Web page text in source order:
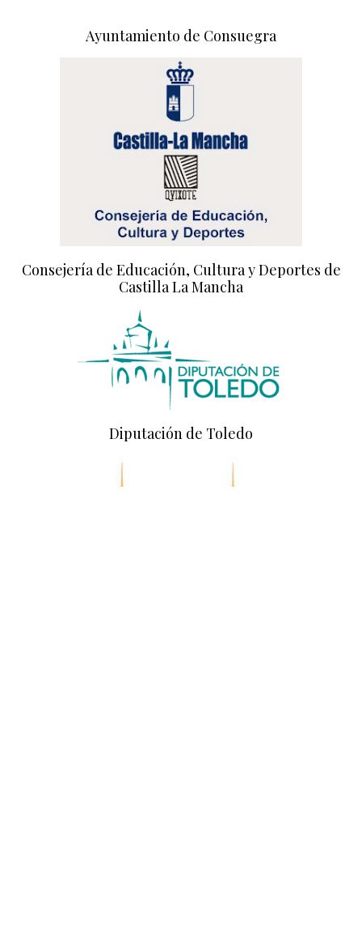
Ayuntamiento de Consuegra
Consejería de Educación, Cultura y Deportes de
Castilla La Mancha
Diputación de Toledo